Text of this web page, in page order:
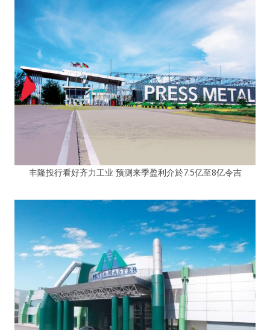
丰隆投行看好齐力工业 预测来季盈利介於7.5亿至8亿令吉